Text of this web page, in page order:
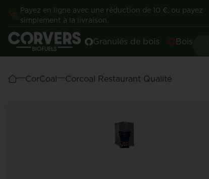
Payez en ligne avec une réduction de 10 €, ou payez
simplement à la livraison.
Granulés de bois Bois
CorCoal Corcoal Restaurant Qualité